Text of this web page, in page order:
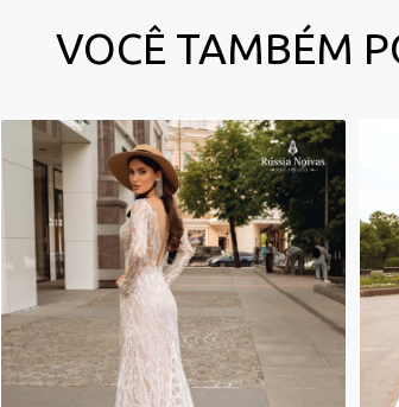
VOCÊ TAMBÉM